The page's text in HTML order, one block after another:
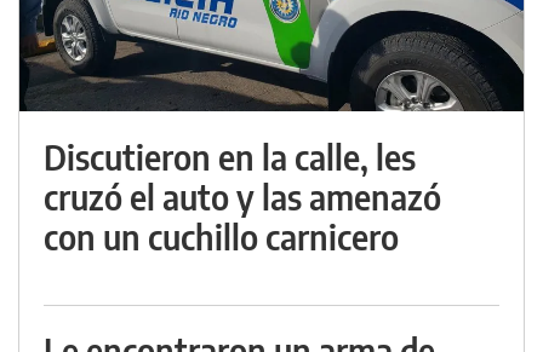
Discutieron en la calle, les
cruzó el auto y las amenazó
con un cuchillo carnicero